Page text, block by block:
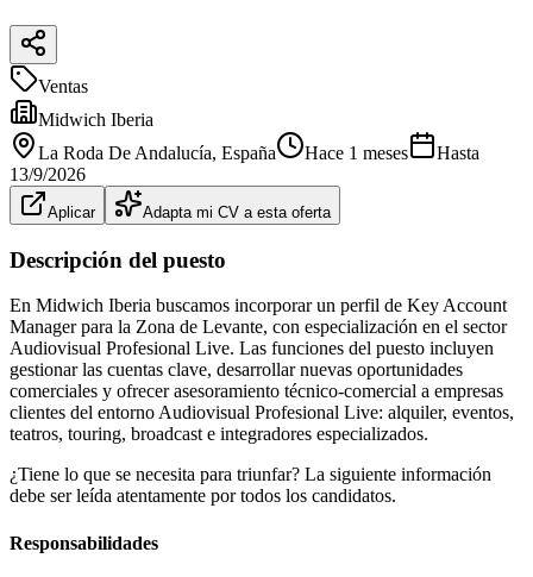
Ventas
Midwich Iberia
La Roda De Andalucía, España Hace 1 meses
Hasta
13/9/2026
Aplicar Adapta mi CV a esta oferta
Descripción del puesto
En Midwich Iberia buscamos incorporar un perfil de Key Account
Manager para la Zona de Levante, con especialización en el sector
Audiovisual Profesional Live. Las funciones del puesto incluyen
gestionar las cuentas clave, desarrollar nuevas oportunidades
comerciales y ofrecer asesoramiento técnico-comercial a empresas
clientes del entorno Audiovisual Profesional Live: alquiler, eventos,
teatros, touring, broadcast e integradores especializados.
¿Tiene lo que se necesita para triunfar? La siguiente información
debe ser leída atentamente por todos los candidatos.
Responsabilidades